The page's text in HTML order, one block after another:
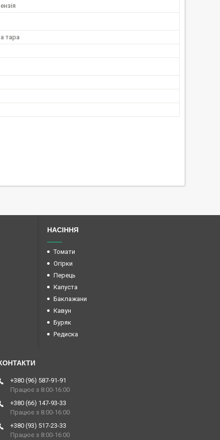
тара
НАСІННЯ
Томати
Огірки
Перець
Капуста
Баклажани
Кавун
Буряк
Редиска
+380 (96) 587-91-91
Працює з 8:00-16:00
+380 (66) 147-93-33
Працює з 8:00-16:00
+380 (93) 517-23-33
Працює з 8:00-16:00